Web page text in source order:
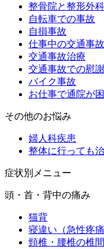
整骨院と整形外
自転車での事故
自損事故
仕事中の交通事故
交通事故治療
交通事故での慰
バイク事故
お仕事で通院が
その他のお悩み
婦人科疾患
整体に行っても
症状別メニュー
頭・首・背中の痛み
猫背
寝違い（急性疼
頸椎・腰椎の椎